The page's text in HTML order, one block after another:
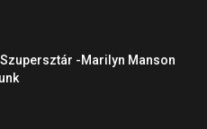
-Marilyn Manson